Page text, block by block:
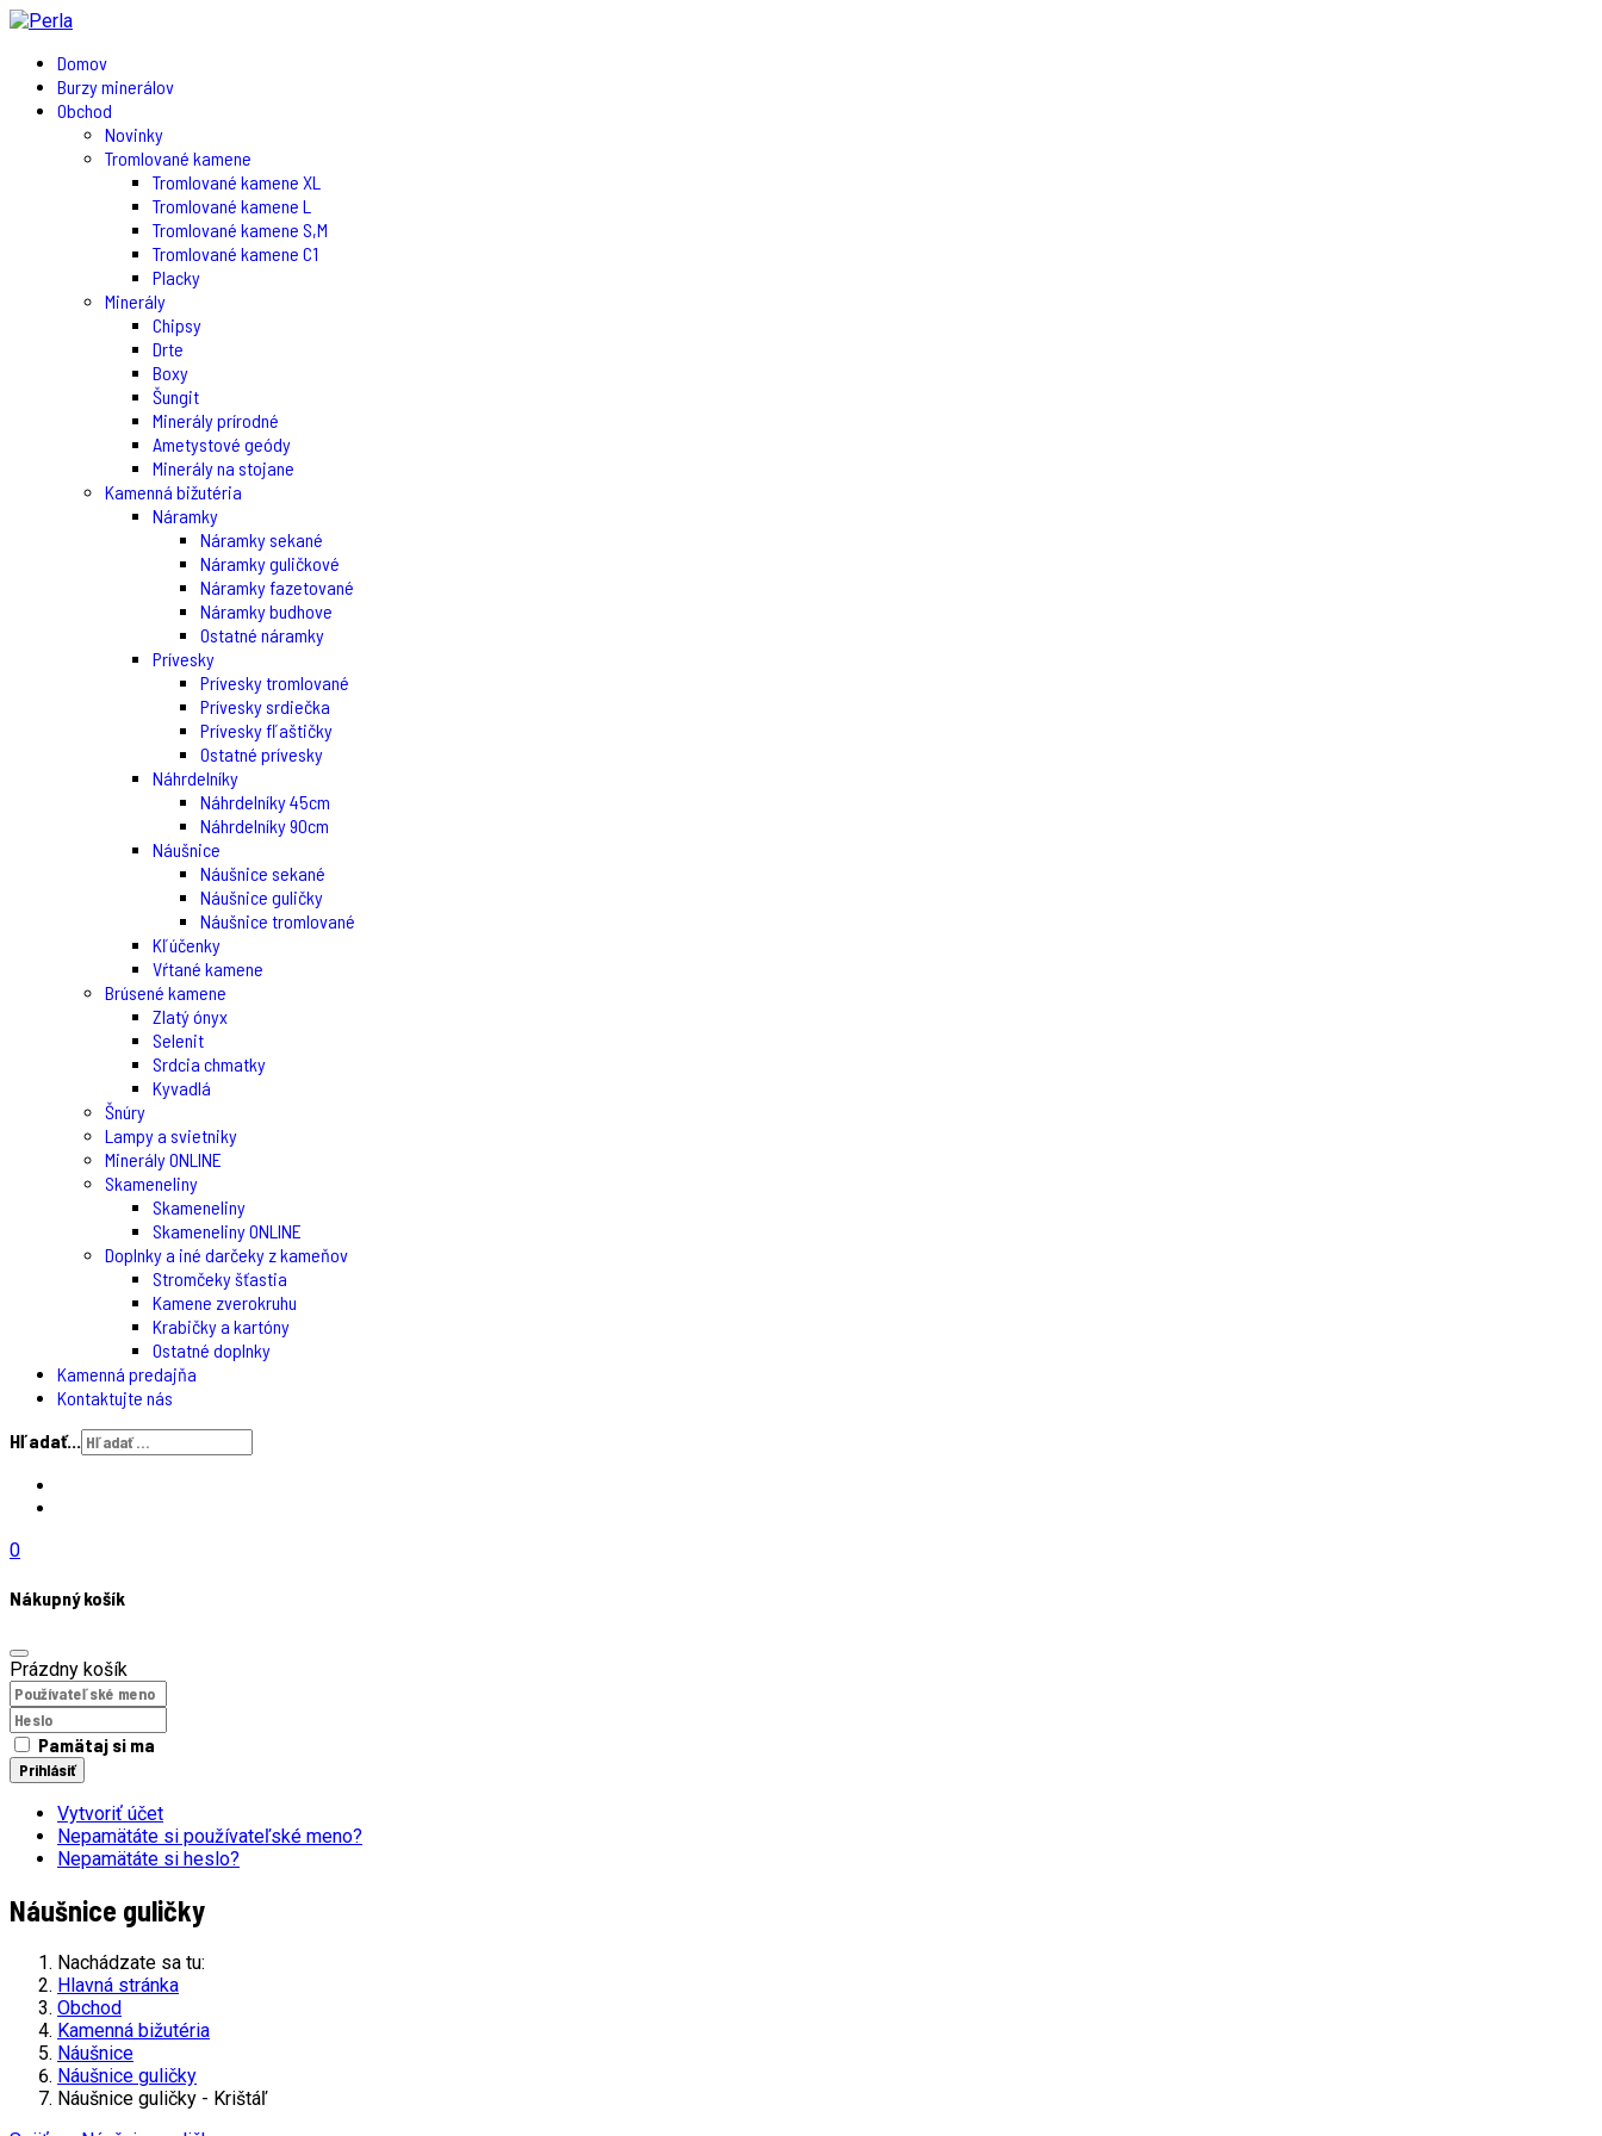
Domov
Burzy minerálov
Obchod
Novinky
Tromlované kamene
Tromlované kamene XL
Tromlované kamene L
Tromlované kamene S,M
Tromlované kamene C1
Placky
Minerály
Chipsy
Drte
Boxy
Šungit
Minerály prírodné
Ametystové geódy
Minerály na stojane
Kamenná bižutéria
Náramky
Náramky sekané
Náramky guličkové
Náramky fazetované
Náramky budhove
Ostatné náramky
Prívesky
Prívesky tromlované
Prívesky srdiečka
Prívesky fľaštičky
Ostatné prívesky
Náhrdelníky
Náhrdelníky 45cm
Náhrdelníky 90cm
Náušnice
Náušnice sekané
Náušnice guličky
Náušnice tromlované
Kľúčenky
Vŕtané kamene
Brúsené kamene
Zlatý ónyx
Selenit
Srdcia chmatky
Kyvadlá
Šnúry
Lampy a svietniky
Minerály ONLINE
Skameneliny
Skameneliny
Skameneliny ONLINE
Doplnky a iné darčeky z kameňov
Stromčeky šťastia
Kamene zverokruhu
Krabičky a kartóny
Ostatné doplnky
Kamenná predajňa
Kontaktujte nás
Hľadať...
0
Nákupný košík
Prázdny košík
Pamätaj si ma
Prihlásiť
Vytvoriť účet
Nepamätáte si používateľské meno?
Nepamätáte si heslo?
Náušnice guličky
Nachádzate sa tu:
Hlavná stránka
Obchod
Kamenná bižutéria
Náušnice
Náušnice guličky
Náušnice guličky - Krištáľ